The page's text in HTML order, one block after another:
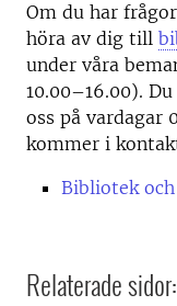
Om du har
höra av dig till
under våra
10.00–16.00).
oss på vardagar
kommer i
Bibliotek
Relaterade sidor: